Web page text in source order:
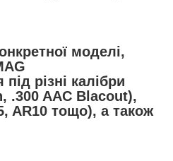
моделі,
різні калібри
.300 AAC Blacout),
AR10 тощо), а також